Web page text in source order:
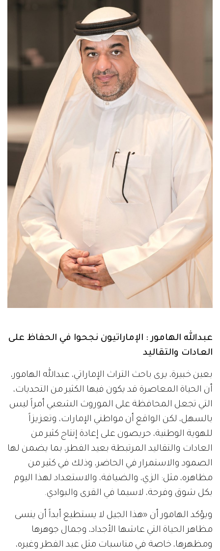
‬العادات‭ ‬والتقاليد
بعين خبيرة، يرى باحث التراث الإماراتي، عبدالله الهامور،
أن الحياة المعاصرة قد يكون فيها الكثير من التحديات،
التي تجعل المحافظة على الموروث الشعبي أمراً ليس
بالسهل، لكن الواقع أن مواطني الإمارات، وتعزيزاً
للهوية الوطنية، حريصون على إعادة إنتاج كثير من
العادات والتقاليد المرتبطة بعيد الفطر، بما يضمن لها
الصمود والاستمرار في الحاضر، وذلك في كثير من
مظاهره، مثل: الزي، والضيافة، والاستعداد لهذا اليوم
بكل شوق وفرحة، لاسيما في القرى والبوادي.
ويؤكد الهامور أن «هذا الجيل لا يستطيع أبداً أن ينسى
مظاهر الحياة التي عاشها الأجداد، وجمال جوهرها
ومظهرها، خاصة في مناسبات مثل عيد الفطر وغيره،